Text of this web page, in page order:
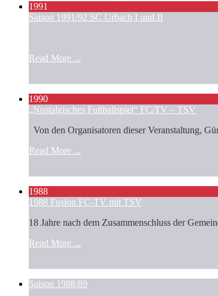
1991
Saison 1991/92 SC Urbach I und II
Read More ...
1990
„Nostalgisches Fußballspiel“ FC/TV – TSV
Von den Organisatoren dieser Veranstaltung,
Read More ...
1988
1988 Fusion FC-TV mit TSV
18 Jahre nach dem Zusammenschluss der
Read More ...
Saison 1988/89